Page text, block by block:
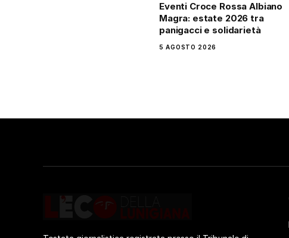
Eventi Croce Rossa Albiano
Magra: estate 2026 tra
panigacci e solidarietà
5 AGOSTO 2026